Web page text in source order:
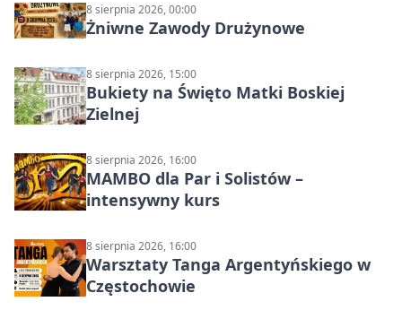
8 sierpnia 2026, 00:00
Żniwne Zawody Drużynowe
8 sierpnia 2026, 15:00
Bukiety na Święto Matki Boskiej
Zielnej
8 sierpnia 2026, 16:00
MAMBO dla Par i Solistów –
intensywny kurs
8 sierpnia 2026, 16:00
Warsztaty Tanga Argentyńskiego w
Częstochowie